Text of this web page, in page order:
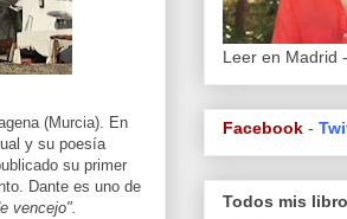
(Murcia). En
y su poesía
su primer
Dante es uno de
vencejo".
Leer en Madrid
Facebook -
Todos mis